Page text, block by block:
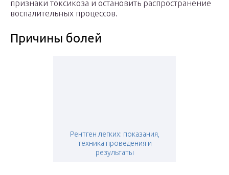
признаки токсикоза и остановить распространение
воспалительных процессов.
Причины болей
Рентген легких: показания,
техника проведения и
результаты